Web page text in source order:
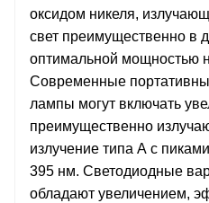
оксидом никеля,
свет преимущественно в
оптимальной мощностью
Современные
лампы могут включать
преимущественно
излучение типа А с
395 нм. Светодиодные
обладают увеличением,